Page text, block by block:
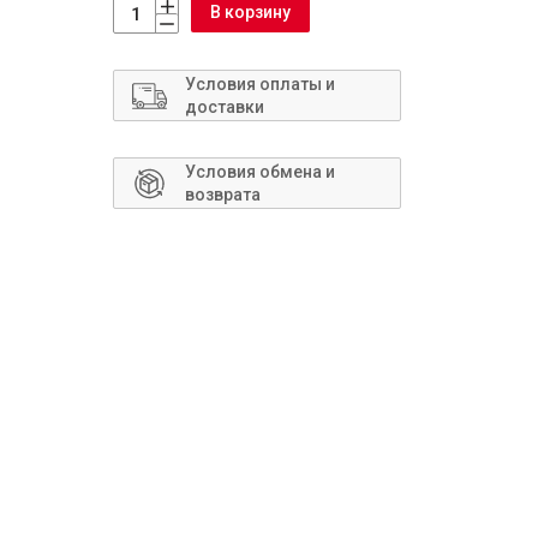
В корзину
Условия оплаты и
доставки
Условия обмена и
возврата
Сантехника